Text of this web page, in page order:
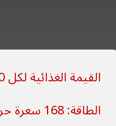
القيمة الغذائية لكل 100 غرام
الطاقة: 168 سعرة حرارية